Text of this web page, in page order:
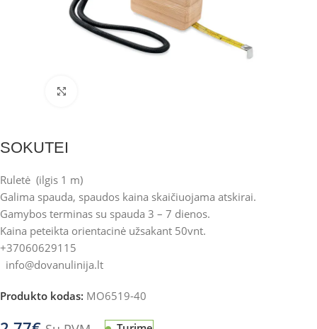
SOKUTEI
Ruletė (ilgis 1 m)
Galima spauda, spaudos kaina skaičiuojama atskirai.
Gamybos terminas su spauda 3 – 7 dienos.
Kaina peteikta orientacinė užsakant 50vnt.
+37060629115
info@dovanulinija.lt
Produkto kodas: MO6519-40